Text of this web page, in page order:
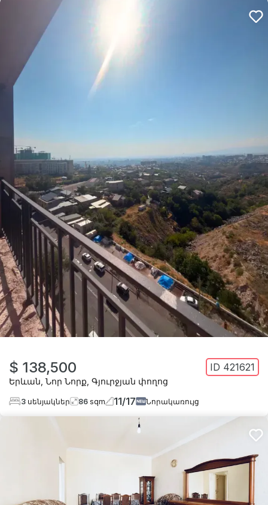
$ 138,500 ID 421621
Երևան Նոր Նորք Գյուրջյան փողոց
3 սենյակներ 86 sqm 11/17 Նորակառույց